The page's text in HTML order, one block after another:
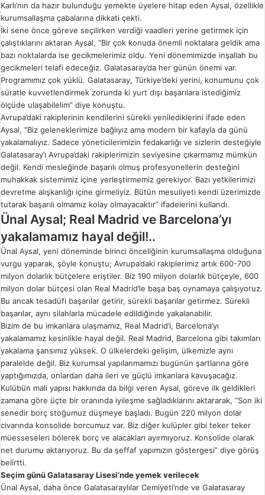
Karlı’nın da hazır bulunduğu yemekte üyelere hitap eden Aysal, özellikle
kurumsallaşma çabalarına dikkati çekti.
İki sene önce göreve seçilirken verdiği vaadleri yerine getirmek için
çalıştıklarını aktaran Aysal, “Bir çok konuda önemli noktalara geldik ama
bazı noktalarda ise gecikmelerimiz oldu. Yeni dönemimizde inşallah bu
gecikmeleri telafi edeceğiz. Galatasaray’da her günün önemi var.
Programımız çok yüklü. Galatasaray, Türkiye’deki yerini, konumunu çok
süratle kuvvetlendirmek zorunda ki yurt dışı başarılara istediğimiz
ölçüde ulaşabilelim” diye konuştu.
Avrupa’daki rakiplerinin kendilerini sürekli yenilediklerini ifade eden
Aysal, “Biz geleneklerimize bağlıyız ama modern bir kafayla da günü
yakalamalıyız. Sadece yöneticilerimizin fedakarlığı ve sizlerin desteğiyle
Galatasaray’ı Avrupa’daki rakiplerimizin seviyesine çıkarmamız mümkün
değil. Kendi mesleğinde başarılı olmuş profesyonellerin desteğini
muhakkak sistemimiz içine yerleştirmemiz gerekiyor. Bazı yetkilerimizi
devretme alışkanlığı içine girmeliyiz. Bütün mesuliyeti kendi üzerimizde
tutarak başarılı olmamız kolay olmayacaktır” ifadelerini kullandı.
Ünal Aysal; Real Madrid ve Barcelona’yı
yakalamamız hayal değil!..
Ünal Aysal, yeni döneminde birinci önceliğinin kurumsallaşma olduğuna
vurgu yaparak, şöyle konuştu; Avrupa’daki rakiplerimiz artık 600-700
milyon dolarlık bütçelere eriştiler. Biz 190 milyon dolarlık bütçeyle, 600
milyon dolar bütçesi olan Real Madrid’le başa baş oynamaya çalışıyoruz.
Bu ancak tesadüfi başarılar getirir, sürekli başarılar getirmez. Sürekli
başarılar, aynı silahlarla mücadele edildiğinde yakalanabilir.
Bizim de bu imkanlara ulaşmamız, Real Madrid’i, Barcelona’yı
yakalamamız kesinlikle hayal değil. Real Madrid, Barcelona gibi takımları
yakalama şansımız yüksek. O ülkelerdeki gelişim, ülkemizle aynı
paralelde değil. Biz kurumsal yapılanmamızı bugünün şartlarına göre
yaptığımızda, onlardan daha ileri ve güçlü imkanlara kavuşacağız.
Kulübün mali yapısı hakkında da bilgi veren Aysal, göreve ilk geldikleri
zamana göre üçte bir oranında iyileşme sağladıklarını aktararak, “Son iki
senedir borç stoğumuz düşmeye başladı. Bugün 220 milyon dolar
civarında konsolide borcumuz var. Biz diğer kulüpler gibi teker teker
müesseseleri bölerek borç ve alacakları ayırmıyoruz. Konsolide olarak
net durumu aktarıyoruz. Bu da şeffaf yapımızın göstergesi” diye görüş
belirtti.
Seçim günü Galatasaray Lisesi’nde yemek verilecek
Ünal Aysal, daha önce Galatasaraylılar Cemiyeti’nde ve Galatasaray